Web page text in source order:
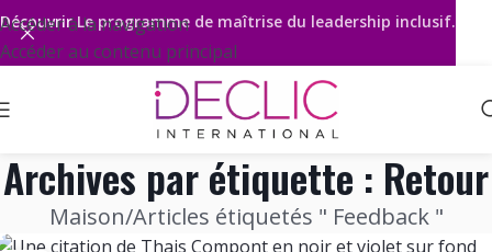
Accéder à la navigation
Accéder au contenu principal
Archives par étiquette : Retour
Maison Articles étiquetés " Feedback "
DécouvrirLe programme de maîtrise du leadership inclusif.